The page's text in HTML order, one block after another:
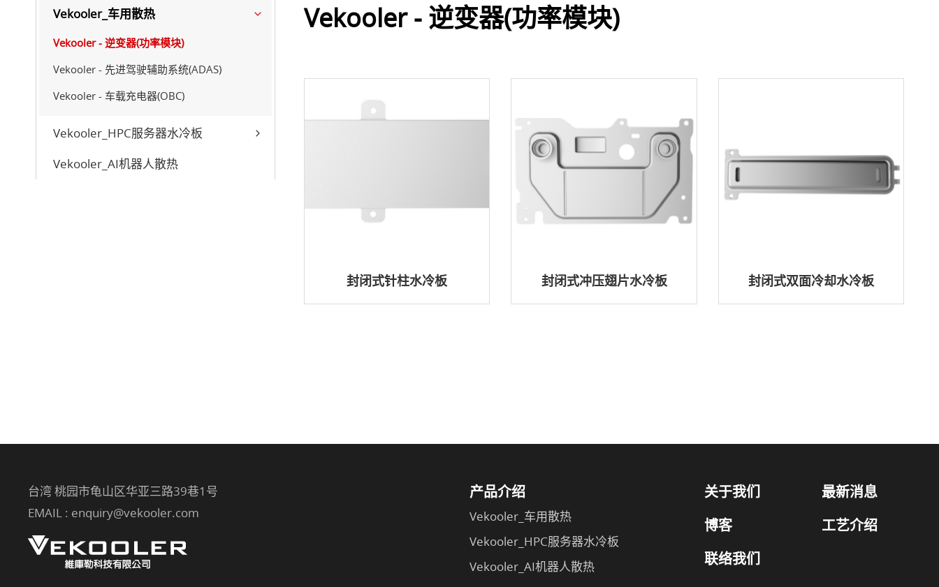
Vekooler_车用散热
Vekooler - 逆变器(功率模块)
Vekooler - 先进驾驶辅助系统(ADAS)
Vekooler - 车载充电器(OBC)
Vekooler_HPC服务器水冷板
Vekooler_AI机器人散热
Vekooler - 逆变器(功率模块)
封闭式针柱水冷板 封闭式冲压翅片水冷板 封闭式双面冷却水冷板
产品介绍
Vekooler_车用散热
Vekooler_HPC服务器水冷板
Vekooler_AI机器人散热
关于我们
最新消息
博客
工艺介绍
联络我们
台湾 桃园市龟山区华亚三路39巷1号
EMAIL : enquiry@vekooler.com